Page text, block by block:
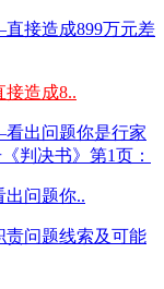
造成8..
问题你..